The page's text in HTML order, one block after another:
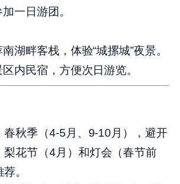
一日游团。
湖畔客栈，体验“城摞城”夜景。
区内民宿，方便次日游览。
春秋季（4-5月、9-10月），避开
梨花节（4月）和灯会（春节前
。